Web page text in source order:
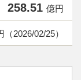
258.51 億円
（2026/02/25）